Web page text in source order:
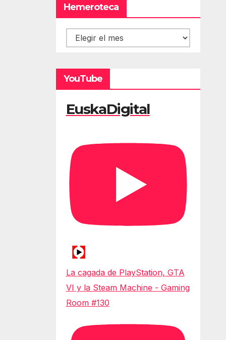
Hemeroteca
Hemeroteca
YouTube
EuskaDigital
La cagada de PlayStation, GTA
VI y la Steam Machine - Gaming
Room #130